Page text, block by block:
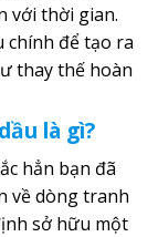
với thời gian.
chính để tạo ra
thay thế hoàn
là gì?
hẳn bạn đã
về dòng tranh
sở hữu một